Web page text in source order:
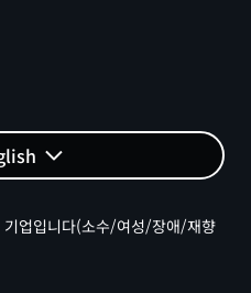
업입니다(소수/여성/장애/재향